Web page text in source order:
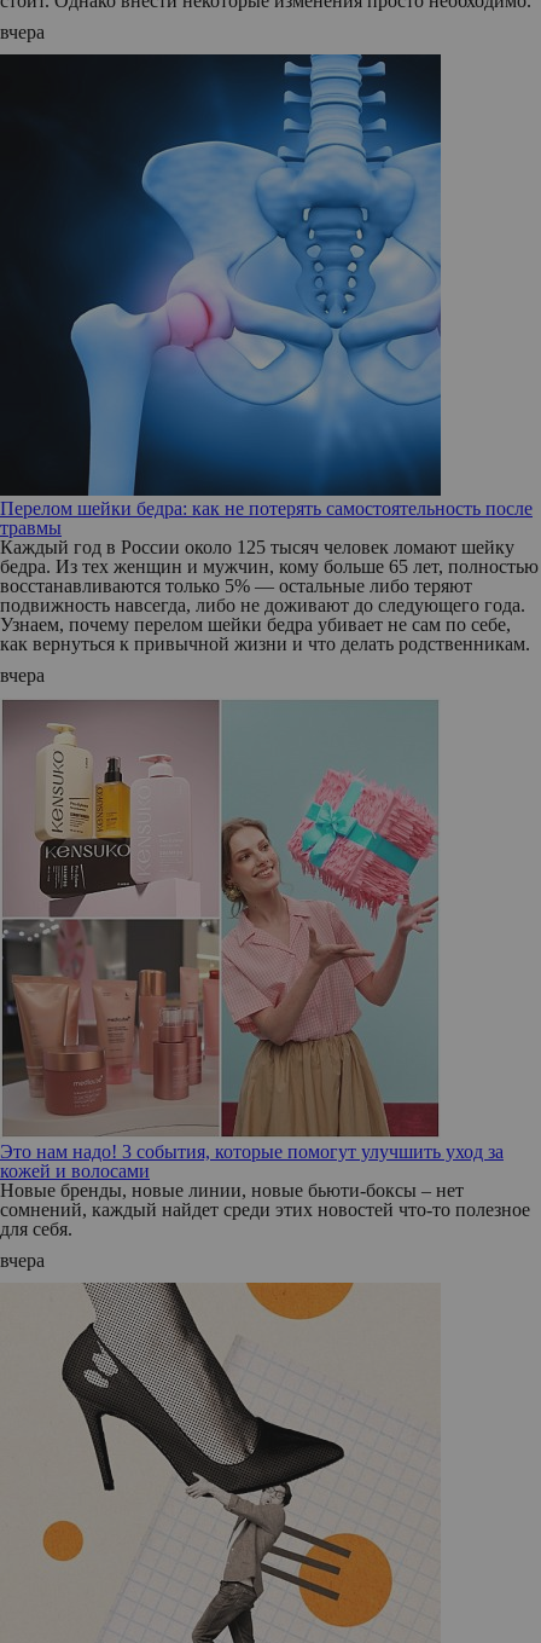
вчера
Перелом шейки бедра: как не потерять самостоятельность после
травмы
Каждый год в России около 125 тысяч человек ломают шейку
бедра. Из тех женщин и мужчин, кому больше 65 лет, полностью
восстанавливаются только 5% — остальные либо теряют
подвижность навсегда, либо не доживают до следующего года.
Узнаем, почему перелом шейки бедра убивает не сам по себе,
как вернуться к привычной жизни и что делать родственникам.
вчера
Это нам надо! 3 события, которые помогут улучшить уход за
кожей и волосами
Новые бренды, новые линии, новые бьюти-боксы – нет
сомнений, каждый найдет среди этих новостей что-то полезное
для себя.
вчера